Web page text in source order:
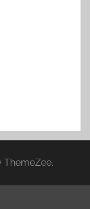
ThemeZee.